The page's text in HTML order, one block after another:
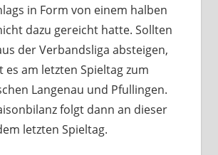
in Form von einem halben
dazu gereicht hatte. Sollten
der Verbandsliga absteigen,
es am letzten Spieltag zum
Langenau und Pfullingen.
folgt dann an dieser
letzten Spieltag.